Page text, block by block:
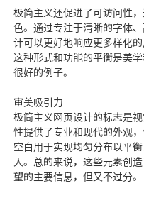
极简主义还促进了可访问性
色。通过专注于清晰的字体
计可以更好地响应更多样化
这种形式和功能的平衡是美
很好的例子。
审美吸引力
极简主义网页设计的标志是
性提供了专业和现代的外观
空白用于实现均匀分布以平
人。总的来说，这些元素创
望的主要信息，但又不过分。